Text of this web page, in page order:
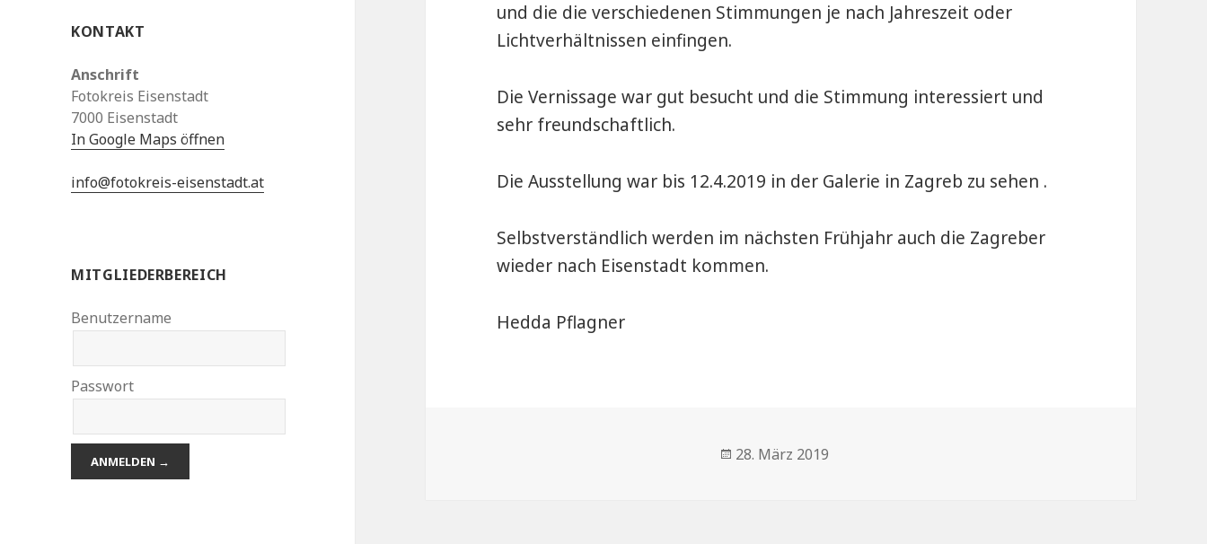
n
c
h
:
KONTAKT
Anschrift
Fotokreis Eisenstadt
7000 Eisenstadt
In Google Maps öffnen
info@fotokreis-eisenstadt.at
MITGLIEDERBEREICH
Benutzername
Passwort
und die die verschiedenen Stimmungen je nach Jahreszeit oder
Lichtverhältnissen einfingen.
Die Vernissage war gut besucht und die Stimmung interessiert und
sehr freundschaftlich.
Die Ausstellung war bis 12.4.2019 in der Galerie in Zagreb zu sehen .
Selbstverständlich werden im nächsten Frühjahr auch die Zagreber
wieder nach Eisenstadt kommen.
Hedda Pflagner
Veröffentlicht
28. März 2019